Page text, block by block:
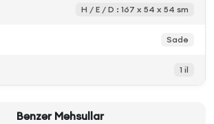
H / E / D : 167 x 54 x 54 sm
Sadə
1 il
Bənzər Məhsullar